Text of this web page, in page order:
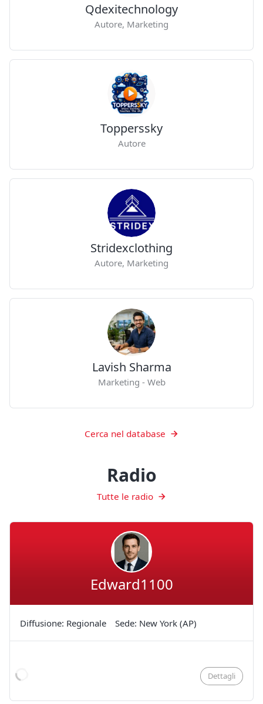
Qdexitechnology
Autore, Marketing
Topperssky
Autore
Stridexclothing
Autore, Marketing
Lavish Sharma
Marketing - Web
Cerca nel database
Radio
Tutte le radio
Edward1100
Diffusione: Regionale Sede: New York (AP)
Dettagli